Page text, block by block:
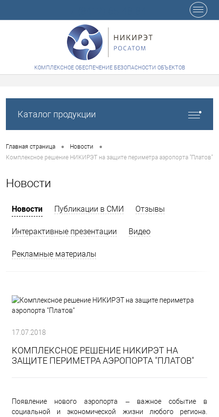
КОМПЛЕКСНОЕ ОБЕСПЕЧЕНИЕ БЕЗОПАСНОСТИ ОБЪЕКТОВ
Каталог продукции
Главная страница • Новости •
Комплексное решение НИКИРЭТ на защите периметра аэропорта "Платов"
Новости
Новости Публикации в СМИ Отзывы
Интерактивные презентации Видео
Рекламные материалы
17.07.2018
КОМПЛЕКСНОЕ РЕШЕНИЕ НИКИРЭТ НА
ЗАЩИТЕ ПЕРИМЕТРА АЭРОПОРТА "ПЛАТОВ"
Появление нового аэропорта – важное событие в
социальной и экономической жизни любого региона.